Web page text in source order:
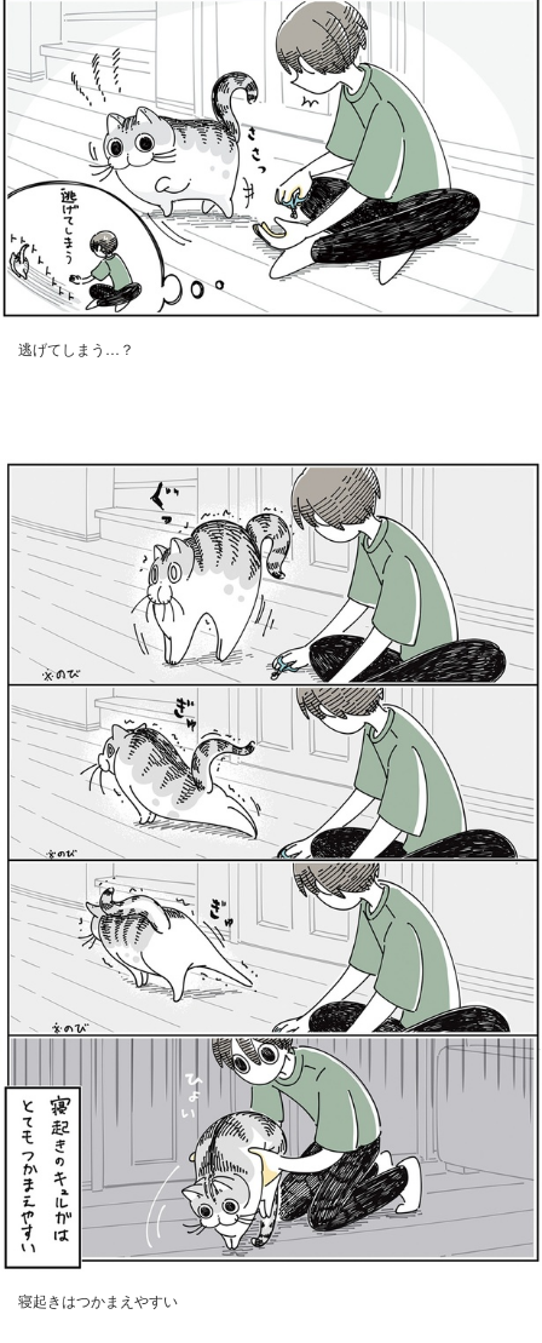
逃げてしまう…？
寝起きはつかまえやすい